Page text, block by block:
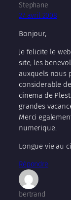
Stephane
27 avril 2008
Bonjour,
Je felicite le
site, les
auxquels nous
considerable
cinema de
grandes
Merci
numerique.
Longue vie au
Répondre
bertrand